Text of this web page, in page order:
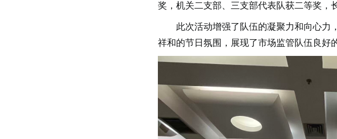
奖，机关二支部、三支部代表队获二等奖，
此次活动增强了队伍的凝聚力和向心力
祥和的节日氛围，展现了市场监管队伍良好